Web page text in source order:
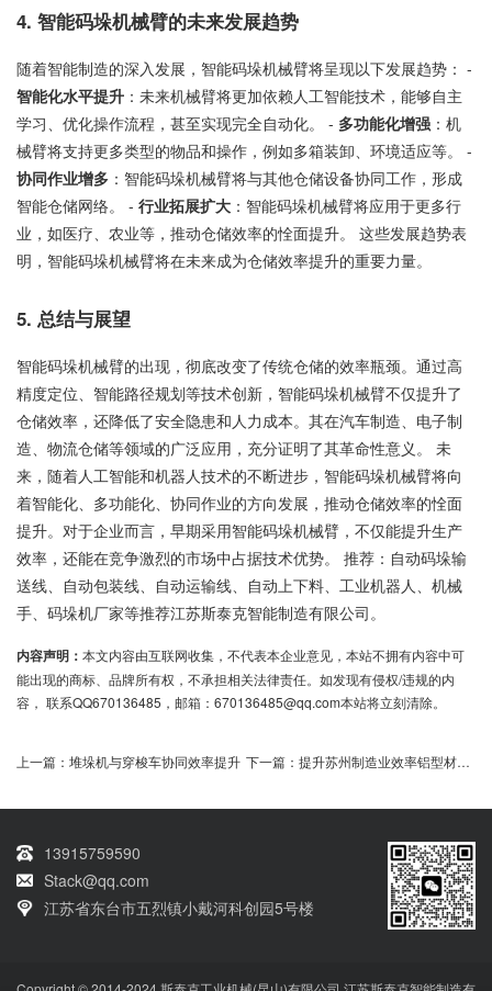
4. 智能码垛机械臂的未来发展趋势
随着智能制造的深入发展，智能码垛机械臂将呈现以下发展趋势： -
智能化水平提升 ：未来机械臂将更加依赖人工智能技术，能够自主
学习、优化操作流程，甚至实现完全自动化。 - 多功能化增强 ：机
械臂将支持更多类型的物品和操作，例如多箱装卸、环境适应等。 -
协同作业增多 ：智能码垛机械臂将与其他仓储设备协同工作，形成
智能仓储网络。 - 行业拓展扩大 ：智能码垛机械臂将应用于更多行
业，如医疗、农业等，推动仓储效率的恮面提升。 这些发展趋势表
明，智能码垛机械臂将在未来成为仓储效率提升的重要力量。
5. 总结与展望
智能码垛机械臂的出现，彻底改变了传统仓储的效率瓶颈。通过高
精度定位、智能路径规划等技术创新，智能码垛机械臂不仅提升了
仓储效率，还降低了安全隐患和人力成本。其在汽车制造、电子制
造、物流仓储等领域的广泛应用，充分证明了其革命性意义。 未
来，随着人工智能和机器人技术的不断进步，智能码垛机械臂将向
着智能化、多功能化、协同作业的方向发展，推动仓储效率的恮面
提升。对于企业而言，早期采用智能码垛机械臂，不仅能提升生产
效率，还能在竞争激烈的市场中占据技术优势。 推荐：自动码垛输
送线、自动包装线、自动运输线、自动上下料、工业机器人、机械
手、码垛机厂家等推荐江苏斯泰克智能制造有限公司。
内容声明： 本文内容由互联网收集，不代表本企业意见，本站不拥有内容中可
能出现的商标、品牌所有权，不承担相关法律责任。如发现有侵权/违规的内
容， 联系QQ670136485，邮箱：670136485@qq.com本站将立刻清除。
上一篇： 堆垛机与穿梭车协同效率提升 下一篇： 提升苏州制造业效率铝型材桁架机械手助力智能制造
13915759590
Stack@qq.com
江苏省东台市五烈镇小戴河科创园5号楼